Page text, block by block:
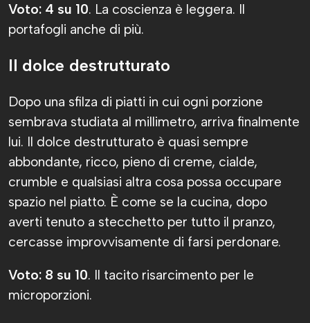
Voto: 4 su 10. La coscienza è leggera. Il
portafogli anche di più.
Il dolce destrutturato
Dopo una sfilza di piatti in cui ogni porzione
sembrava studiata al millimetro, arriva finalmente
lui. Il dolce destrutturato è quasi sempre
abbondante, ricco, pieno di creme, cialde,
crumble e qualsiasi altra cosa possa occupare
spazio nel piatto. È come se la cucina, dopo
averti tenuto a stecchetto per tutto il pranzo,
cercasse improvvisamente di farsi perdonare.
Voto: 8 su 10. Il tacito risarcimento per le
microporzioni.